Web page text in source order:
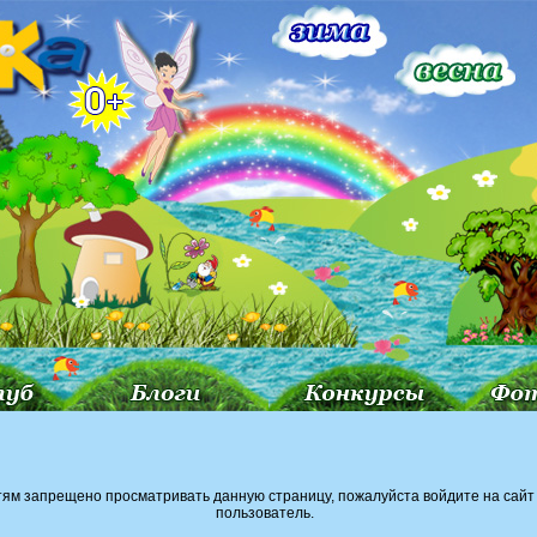
запрещено просматривать данную страницу, пожалуйста войдите на сайт
пользователь.